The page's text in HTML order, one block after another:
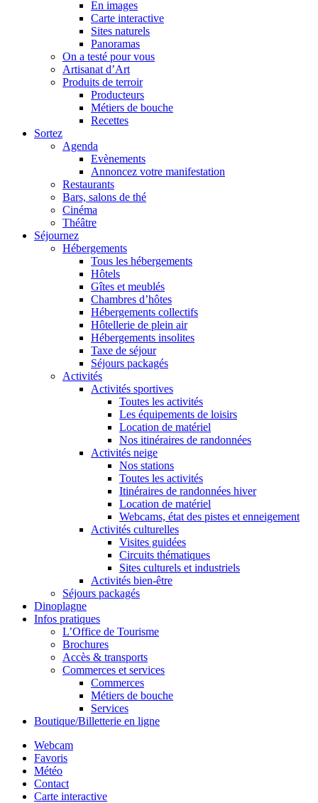
En images
Carte interactive
Sites naturels
Panoramas
On a testé pour vous
Artisanat d’Art
Produits de terroir
Producteurs
Métiers de bouche
Recettes
Sortez
Agenda
Evènements
Annoncez votre manifestation
Restaurants
Bars, salons de thé
Cinéma
Théâtre
Séjournez
Hébergements
Tous les hébergements
Hôtels
Gîtes et meublés
Chambres d’hôtes
Hébergements collectifs
Hôtellerie de plein air
Hébergements insolites
Taxe de séjour
Séjours packagés
Activités
Activités sportives
Toutes les activités
Les équipements de loisirs
Location de matériel
Nos itinéraires de randonnées
Activités neige
Nos stations
Toutes les activités
Itinéraires de randonnées hiver
Location de matériel
Webcams, état des pistes et enneigement
Activités culturelles
Visites guidées
Circuits thématiques
Sites culturels et industriels
Activités bien-être
Séjours packagés
Dinoplagne
Infos pratiques
L’Office de Tourisme
Brochures
Accès & transports
Commerces et services
Commerces
Métiers de bouche
Services
Boutique/Billetterie en ligne
Webcam
Favoris
Météo
Contact
Carte interactive